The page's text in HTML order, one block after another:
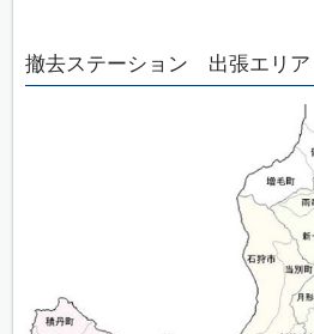
撤去ステーション 出張エリア